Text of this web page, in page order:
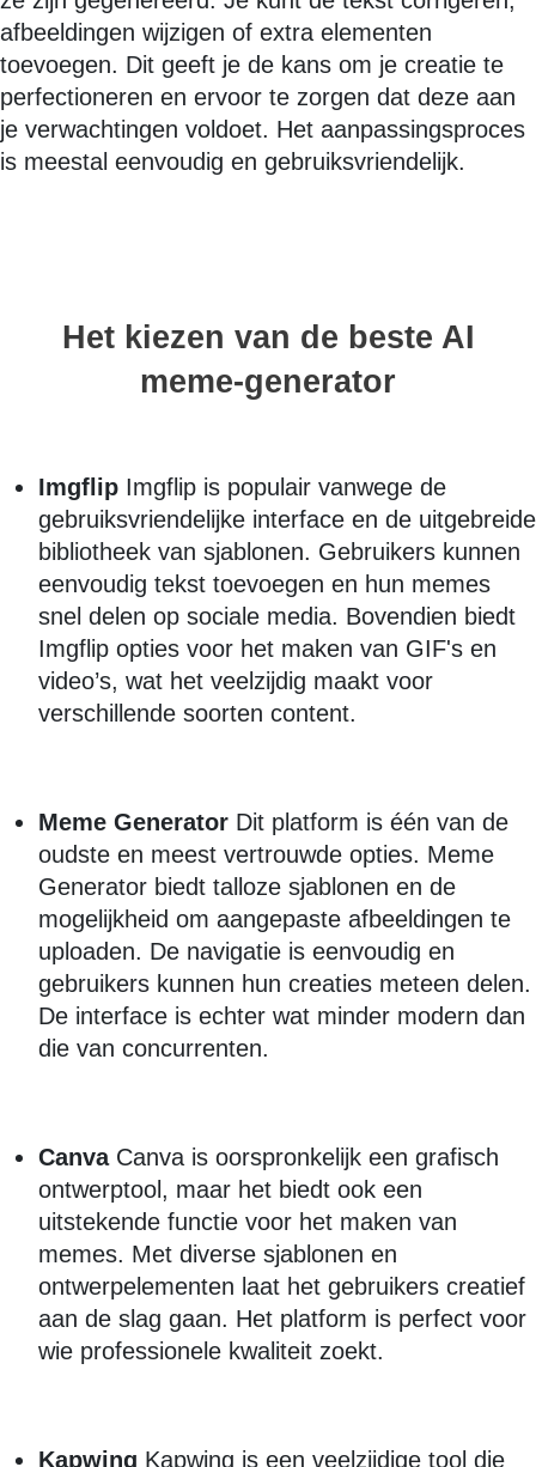
afbeeldingen wijzigen of extra elementen
toevoegen. Dit geeft je de kans om je creatie te
perfectioneren en ervoor te zorgen dat deze aan
je verwachtingen voldoet. Het aanpassingsproces
is meestal eenvoudig en gebruiksvriendelijk.
Het kiezen van de beste AI
meme-generator
Imgflip Imgflip is populair vanwege de
gebruiksvriendelijke interface en de uitgebreide
bibliotheek van sjablonen. Gebruikers kunnen
eenvoudig tekst toevoegen en hun memes
snel delen op sociale media. Bovendien biedt
Imgflip opties voor het maken van GIF's en
video’s, wat het veelzijdig maakt voor
verschillende soorten content.
Meme Generator Dit platform is één van de
oudste en meest vertrouwde opties. Meme
Generator biedt talloze sjablonen en de
mogelijkheid om aangepaste afbeeldingen te
uploaden. De navigatie is eenvoudig en
gebruikers kunnen hun creaties meteen delen.
De interface is echter wat minder modern dan
die van concurrenten.
Canva Canva is oorspronkelijk een grafisch
ontwerptool, maar het biedt ook een
uitstekende functie voor het maken van
memes. Met diverse sjablonen en
ontwerpelementen laat het gebruikers creatief
aan de slag gaan. Het platform is perfect voor
wie professionele kwaliteit zoekt.
Kapwing Kapwing is een veelzijdige tool die